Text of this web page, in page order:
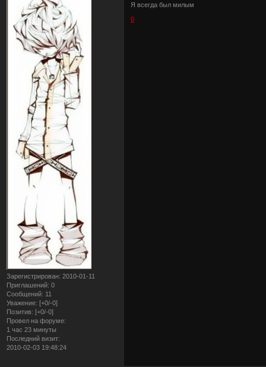
Зарегистрирован: 2010-01-11
Приглашений: 0
Сообщений: 11
Уважение: [+0/-0]
Позитив: [+0/-0]
Провел на форуме:
1 час 23 минуты
Последний визит:
2010-02-03 19:48:24
Я всегда был милым
0